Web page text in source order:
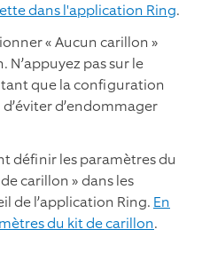
dans l'application Ring.
« Aucun carillon »
pas sur le
que la configuration
d’endommager
définir les paramètres du
carillon » dans les
de l’application Ring. En
du kit de carillon.